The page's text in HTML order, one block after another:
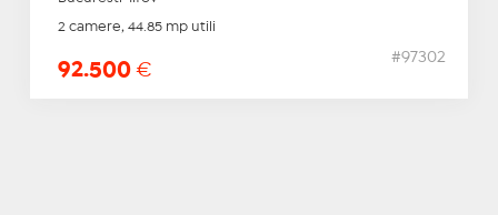
2 camere, 44.85 mp utili
92.500 €
#97302